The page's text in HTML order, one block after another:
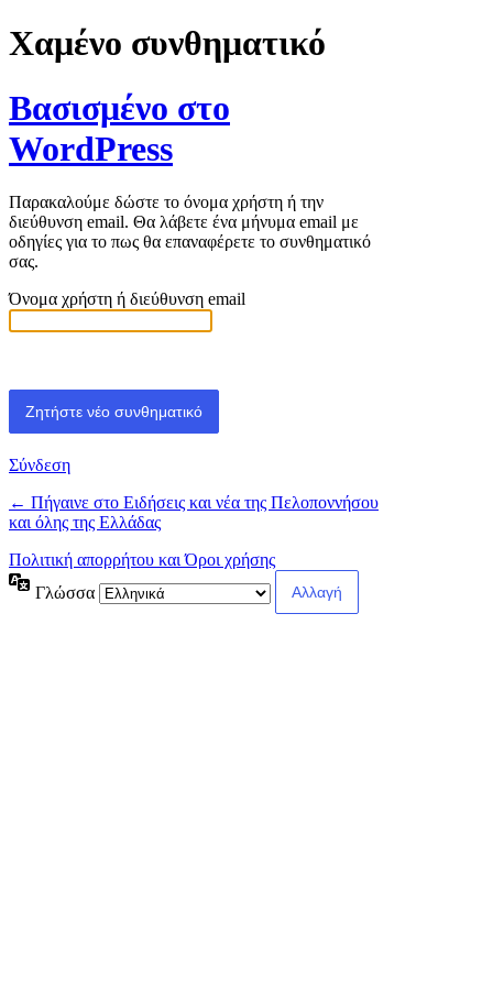
Χαμένο συνθηματικό
Βασισμένο στο
WordPress
Παρακαλούμε δώστε το όνομα χρήστη ή την
διεύθυνση email. Θα λάβετε ένα μήνυμα email με
οδηγίες για το πως θα επαναφέρετε το συνθηματικό
σας.
Όνομα χρήστη ή διεύθυνση email
Σύνδεση
← Πήγαινε στο Ειδήσεις και νέα της Πελοποννήσου
και όλης της Ελλάδας
Πολιτική απορρήτου και Όροι χρήσης
Γλώσσα